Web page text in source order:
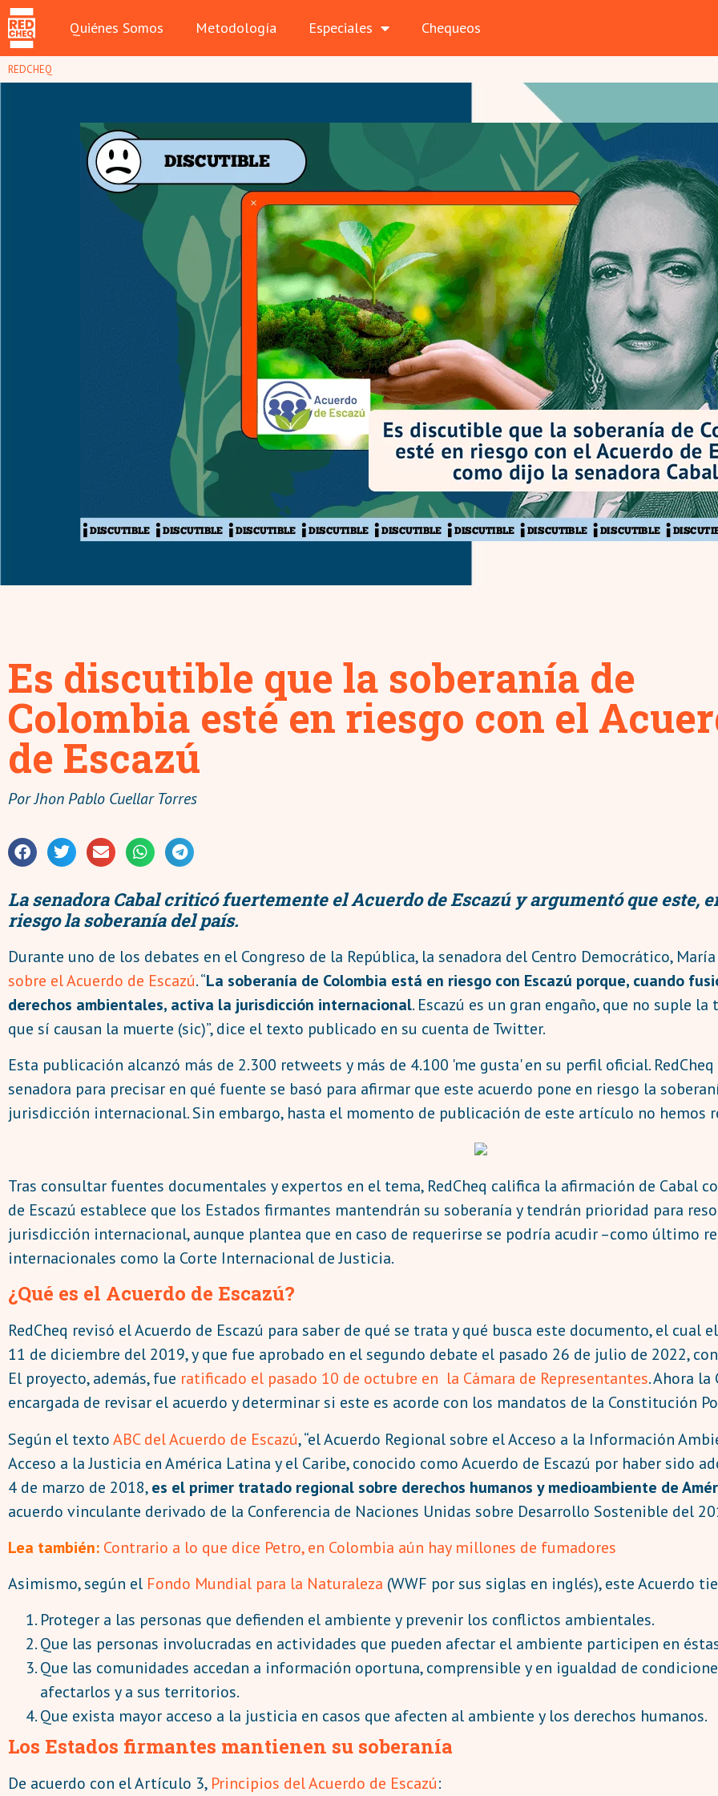
Quiénes Somos Metodología Especiales Chequeos
REDCHEQ
Es discutible que la soberanía de
Colombia esté en riesgo con el
de Escazú
PorJhon Pablo Cuellar Torres
La senadora Cabal criticó fuertemente el Acuerdo de Escazú y argumentó que este,
riesgo la soberanía del país.
Durante uno de los debates en el Congreso de la República, la senadora del Centro Democrático,
sobre el Acuerdo de Escazú. “La soberanía de Colombia está en riesgo con Escazú porque, cuando
derechos ambientales, activa la jurisdicción internacional. Escazú es un gran engaño, que no suple
que sí causan la muerte (sic)”, dice el texto publicado en su cuenta de Twitter.
Esta publicación alcanzó más de 2.300 retweets y más de 4.100 'me gusta' en su perfil oficial.
senadora para precisar en qué fuente se basó para afirmar que este acuerdo pone en riesgo la
jurisdicción internacional. Sin embargo, hasta el momento de publicación de este artículo no hemos
Tras consultar fuentes documentales y expertos en el tema, RedCheq califica la afirmación de Cabal
de Escazú establece que los Estados firmantes mantendrán su soberanía y tendrán prioridad para
jurisdicción internacional, aunque plantea que en caso de requerirse se podría acudir –como último
internacionales como la Corte Internacional de Justicia.
¿Qué es el Acuerdo de Escazú?
RedCheq revisó el Acuerdo de Escazú para saber de qué se trata y qué busca este documento, el cual
11 de diciembre del 2019, y que fue aprobado en el segundo debate el pasado 26 de julio de 2022,
El proyecto, además, fue ratificado el pasado 10 de octubre en la Cámara de Representantes. Ahora
encargada de revisar el acuerdo y determinar si este es acorde con los mandatos de la Constitución
Según el textoABC del Acuerdo de Escazú, “el Acuerdo Regional sobre el Acceso a la Información
Acceso a la Justicia en América Latina y el Caribe, conocido como Acuerdo de Escazú por haber sido
4 de marzo de 2018,es el primer tratado regional sobre derechos humanos y medioambiente de
acuerdo vinculante derivado de la Conferencia de Naciones Unidas sobre Desarrollo Sostenible del
Lea también: Contrario a lo que dice Petro, en Colombia aún hay millones de fumadores
Asimismo, según el Fondo Mundial para la Naturaleza (WWF por sus siglas en inglés), este Acuerdo
Proteger a las personas que defienden el ambiente y prevenir los conflictos ambientales.
Que las personas involucradas en actividades que pueden afectar el ambiente participen en
Que las comunidades accedan a información oportuna, comprensible y en igualdad de
afectarlos y a sus territorios.
Que exista mayor acceso a la justicia en casos que afecten al ambiente y los derechos humanos.
Los Estados firmantes mantienen su soberanía
De acuerdo con el Artículo 3, Principios del Acuerdo de Escazú: